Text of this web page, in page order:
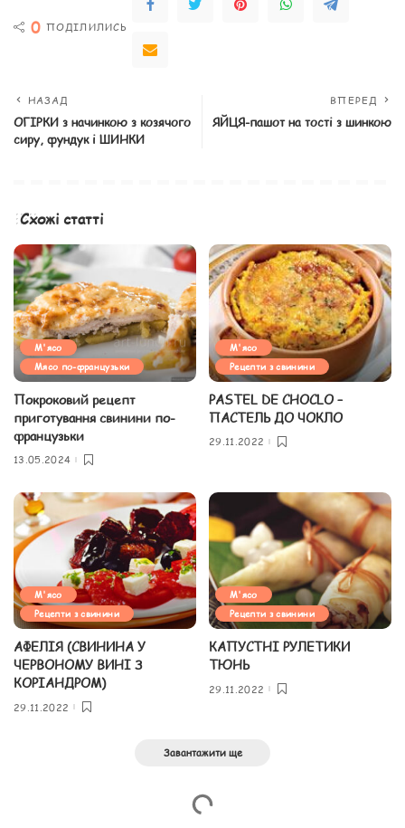
0 ПОДІЛИЛИСЬ
НАЗАД
ОГІРКИ з начинкою з козячого
сиру, фундук і ШИНКИ
ВПЕРЕД
ЯЙЦЯ-пашот на тості з шинкою
Схожі статті
М'ясо
Мясо по-французьки
Покроковий рецепт
приготування свинини по-
французьки
13.05.2024
М'ясо
Рецепти з свинини
PASTEL DE CHOCLO –
ПАСТЕЛЬ ДО ЧОКЛО
29.11.2022
М'ясо
Рецепти з свинини
АФЕЛІЯ (СВИНИНА У
ЧЕРВОНОМУ ВИНІ З
КОРІАНДРОМ)
29.11.2022
М'ясо
Рецепти з свинини
КАПУСТНІ РУЛЕТИКИ
ТЮНЬ
29.11.2022
Завантажити ще